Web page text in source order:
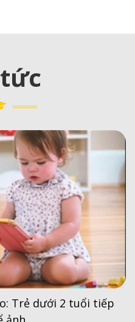
Trẻ dưới 2 tuổi tiếp